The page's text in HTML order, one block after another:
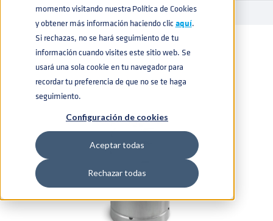
momento visitando nuestra Política de Cookies
y obtener más información haciendo clic aquí.
Si rechazas, no se hará seguimiento de tu
información cuando visites este sitio web. Se
usará una sola cookie en tu navegador para
recordar tu preferencia de que no se te haga
seguimiento.
Configuración de cookies
Aceptar todas
Rechazar todas
BARRILES DE ACERO INOXIDABLEnavigate_next DIN